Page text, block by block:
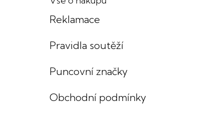
Reklamace
Pravidla soutěží
Puncovní značky
Obchodní podmínky